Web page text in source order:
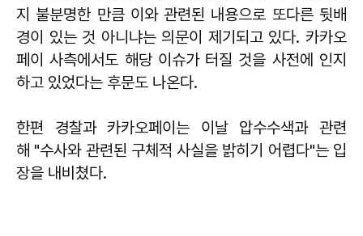
지 불분명한 만큼 이와 관련된 내용으로 또다른 뒷배
경이 있는 것 아니냐는 의문이 제기되고 있다. 카카오
페이 사측에서도 해당 이슈가 터질 것을 사전에 인지
하고 있었다는 후문도 나온다.
한편 경찰과 카카오페이는 이날 압수수색과 관련
해 "수사와 관련된 구체적 사실을 밝히기 어렵다"는 입
장을 내비쳤다.